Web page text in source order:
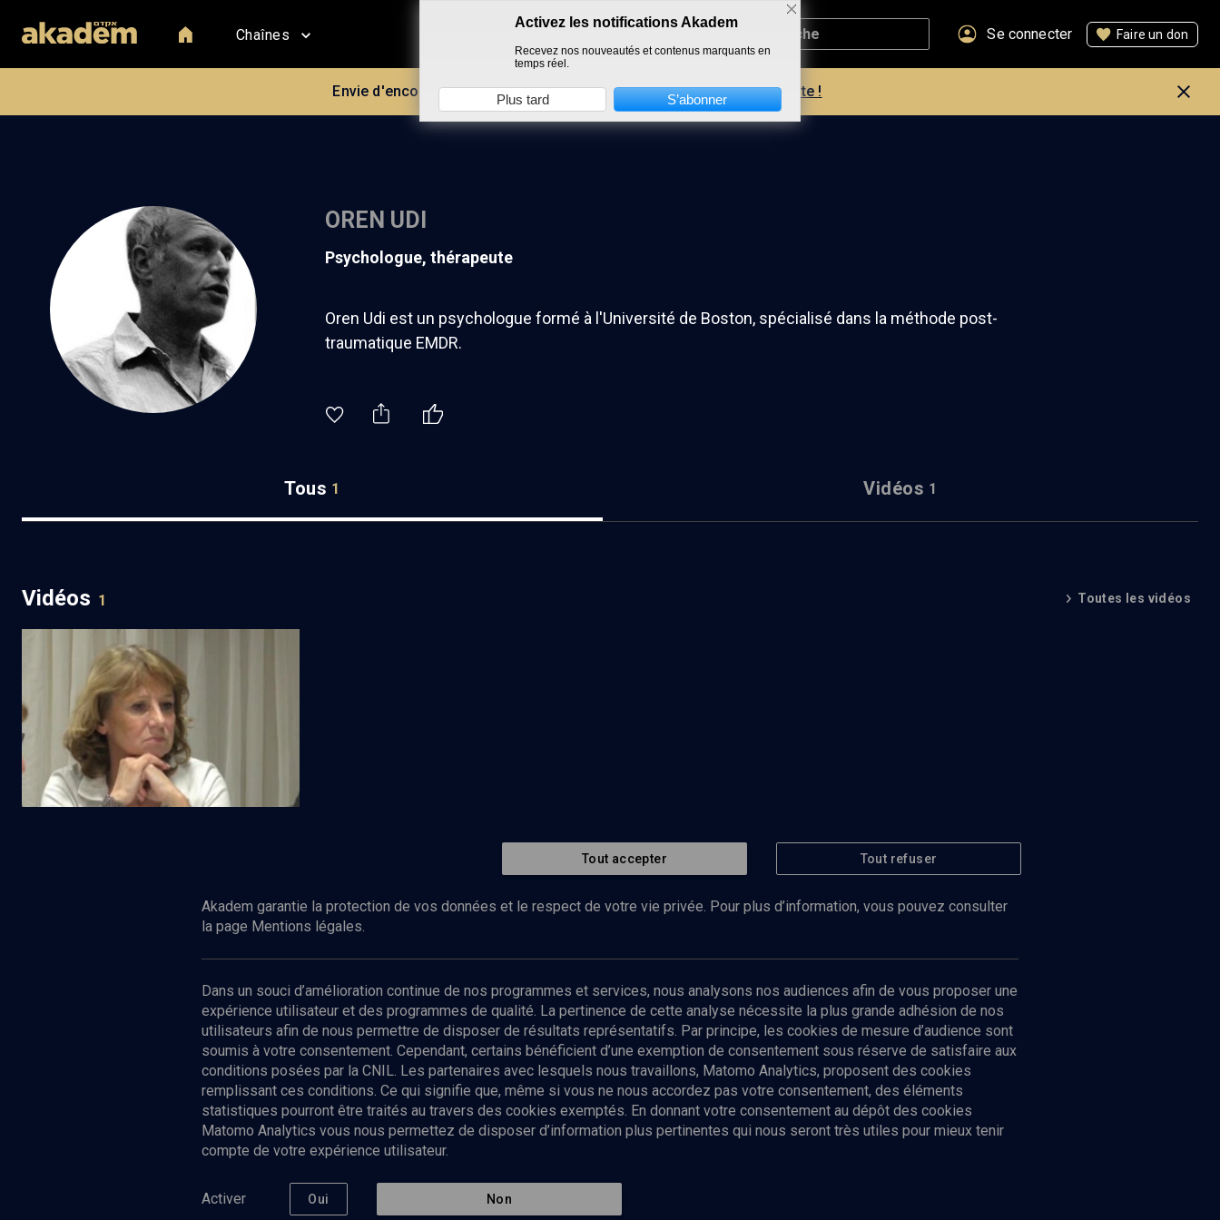
Chaînes Se connecter Faire un don
Envie d'encore plus d'AKADEM ? Découvrez les avantages d'un compte !
OREN UDI
Psychologue, thérapeute
Oren Udi est un psychologue formé à l'Université de Boston, spécialisé dans la méthode post-
traumatique EMDR.
Tous 1 Vidéos 1
Vidéos 1 Toutes les vidéos
Le traumatisme à l'origine de la
psychanalyse (2/4)
Abonnez-vous à notre newsletter
Envoyer
Nos Chaines
Tout accepter Tout refuser
Akadem garantie la protection de vos données et le respect de votre vie privée. Pour plus d’information, vous pouvez consulter
la page Mentions légales.
Dans un souci d’amélioration continue de nos programmes et services, nous analysons nos audiences afin de vous proposer une
expérience utilisateur et des programmes de qualité. La pertinence de cette analyse nécessite la plus grande adhésion de nos
utilisateurs afin de nous permettre de disposer de résultats représentatifs. Par principe, les cookies de mesure d’audience sont
soumis à votre consentement. Cependant, certains bénéficient d’une exemption de consentement sous réserve de satisfaire aux
conditions posées par la CNIL. Les partenaires avec lesquels nous travaillons, Matomo Analytics, proposent des cookies
remplissant ces conditions. Ce qui signifie que, même si vous ne nous accordez pas votre consentement, des éléments
statistiques pourront être traités au travers des cookies exemptés. En donnant votre consentement au dépôt des cookies
Matomo Analytics vous nous permettez de disposer d’information plus pertinentes qui nous seront très utiles pour mieux tenir
compte de votre expérience utilisateur.
Activer Oui Non
Activez les notifications Akadem
Recevez nos nouveautés et contenus marquants en
temps réel.
Plus tard S’abonner